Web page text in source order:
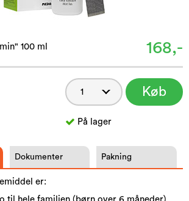
100 ml 168,-
Køb
På lager
Dokumenter Pakning
er: